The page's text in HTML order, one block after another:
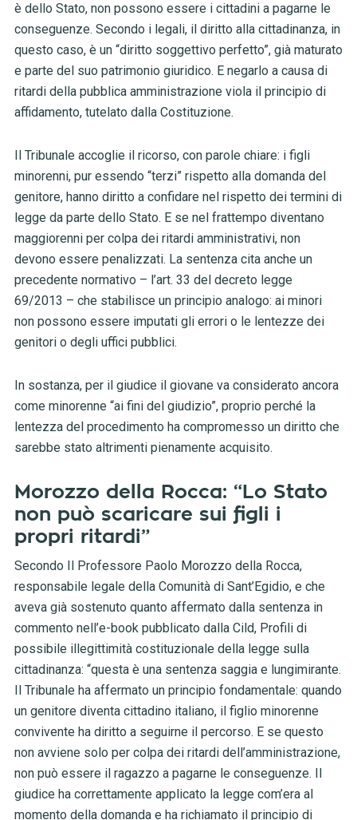
è dello Stato, non possono essere i cittadini a pagarne le
conseguenze. Secondo i legali, il diritto alla cittadinanza, in
questo caso, è un “diritto soggettivo perfetto”, già maturato
e parte del suo patrimonio giuridico. E negarlo a causa di
ritardi della pubblica amministrazione viola il principio di
affidamento, tutelato dalla Costituzione.
Il Tribunale accoglie il ricorso, con parole chiare: i figli
minorenni, pur essendo “terzi” rispetto alla domanda del
genitore, hanno diritto a confidare nel rispetto dei termini di
legge da parte dello Stato. E se nel frattempo diventano
maggiorenni per colpa dei ritardi amministrativi, non
devono essere penalizzati. La sentenza cita anche un
precedente normativo – l’art. 33 del decreto legge
69/2013 – che stabilisce un principio analogo: ai minori
non possono essere imputati gli errori o le lentezze dei
genitori o degli uffici pubblici.
In sostanza, per il giudice il giovane va considerato ancora
come minorenne “ai fini del giudizio”, proprio perché la
lentezza del procedimento ha compromesso un diritto che
sarebbe stato altrimenti pienamente acquisito.
Morozzo della Rocca: “Lo Stato
non può scaricare sui figli i
propri ritardi”
Secondo Il Professore Paolo Morozzo della Rocca,
responsabile legale della Comunità di Sant’Egidio, e che
aveva già sostenuto quanto affermato dalla sentenza in
commento nell’e-book pubblicato dalla Cild, Profili di
possibile illegittimità costituzionale della legge sulla
cittadinanza: “questa è una sentenza saggia e lungimirante.
Il Tribunale ha affermato un principio fondamentale: quando
un genitore diventa cittadino italiano, il figlio minorenne
convivente ha diritto a seguirne il percorso. E se questo
non avviene solo per colpa dei ritardi dell’amministrazione,
non può essere il ragazzo a pagarne le conseguenze. Il
giudice ha correttamente applicato la legge com’era al
momento della domanda e ha richiamato il principio di